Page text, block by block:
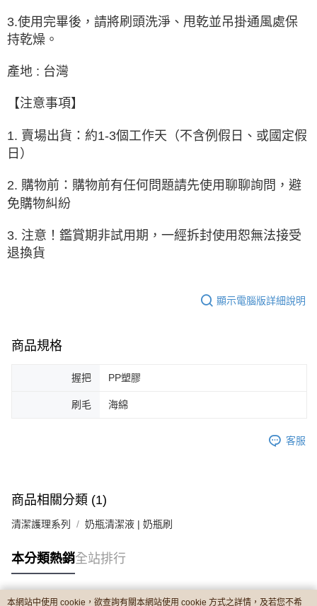
3.使用完畢後，請將刷頭洗淨、甩乾並吊掛通風處保
持乾燥。
產地 : 台灣
【注意事項】
1. 賣場出貨：約1-3個工作天（不含例假日、或國定假
日）
2. 購物前：購物前有任何問題請先使用聊聊詢問，避
免購物糾紛
3. 注意！鑑賞期非試用期，一經拆封使用恕無法接受
退換貨
顯示電腦版詳細說明
商品規格
握把 PP塑膠
刷毛 海綿
客服
商品相關分類 (1)
清潔護理系列 奶瓶清潔液 | 奶瓶刷
本分類熱銷全站排行
本網站中使用 cookie，欲查詢有關本網站使用 cookie 方式之詳情，及若您不希